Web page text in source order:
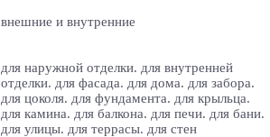
внешние и внутренние
для наружной отделки. для внутренней
отделки. для фасада. для дома. для забора.
для цоколя. для фундамента. для крыльца.
для камина. для балкона. для печи. для бани.
для улицы. для террасы. для стен